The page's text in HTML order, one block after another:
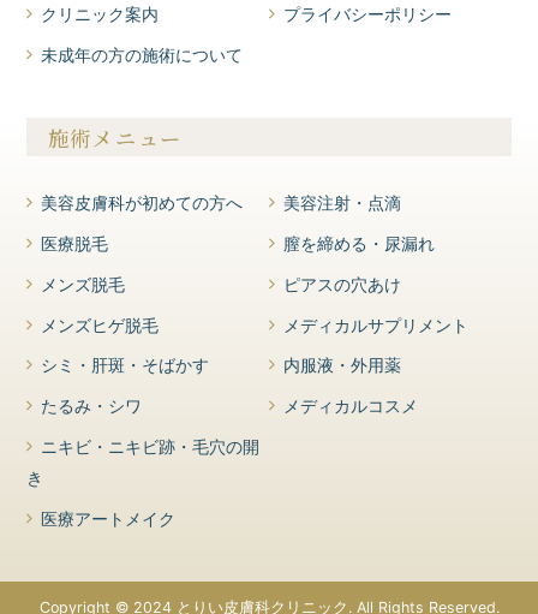
クリニック案内
未成年の方の施術について
プライバシーポリシー
施術メニュー
美容皮膚科が初めての方へ
医療脱毛
メンズ脱毛
メンズヒゲ脱毛
シミ・肝斑・そばかす
たるみ・シワ
ニキビ・ニキビ跡・毛穴の開
き
医療アートメイク
美容注射・点滴
膣を締める・尿漏れ
ピアスの穴あけ
メディカルサプリメント
内服液・外用薬
メディカルコスメ
Copyright © 2024 とりい皮膚科クリニック. All Rights Reserved.